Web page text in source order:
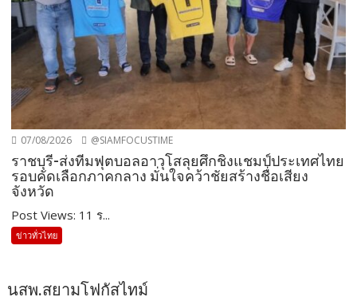
07/08/2026 @SIAMFOCUSTIME
ราชบุรี-ส่งทีมฟุตบอลอาวุโสลุยศึกชิงแชมป์ประเทศไทย
รอบคัดเลือกภาคกลาง มั่นใจคว้าชัยสร้างชื่อเสียง
จังหวัด
Post Views: 11 ร...
ข่าวทั่วไทย
นสพ.สยามโฟกัสไทม์